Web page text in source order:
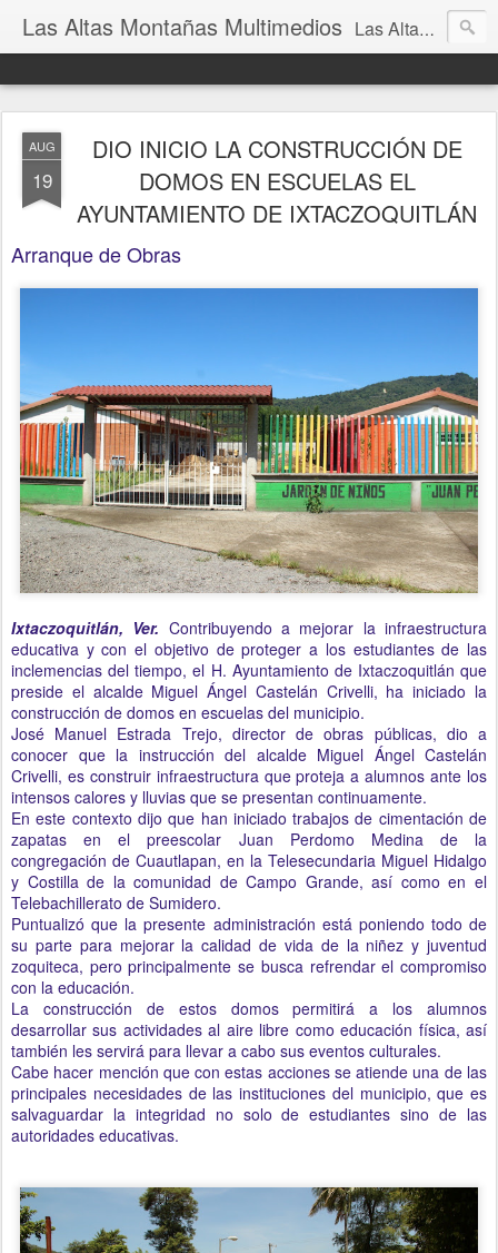
Las Altas Montañas Multimedios Las Altas Montañas Multimedios
AUG
19
DIO INICIO LA CONSTRUCCIÓN DE
DOMOS EN ESCUELAS EL
AYUNTAMIENTO DE IXTACZOQUITLÁN
Arranque de Obras
Ixtaczoquitlán, Ver. Contribuyendo a mejorar la infraestructura
educativa y con el objetivo de proteger a los estudiantes de las
inclemencias del tiempo, el H. Ayuntamiento de Ixtaczoquitlán que
preside el alcalde Miguel Ángel Castelán Crivelli, ha iniciado la
construcción de domos en escuelas del municipio.
José Manuel Estrada Trejo, director de obras públicas, dio a
conocer que la instrucción del alcalde Miguel Ángel Castelán
Crivelli, es construir infraestructura que proteja a alumnos ante los
intensos calores y lluvias que se presentan continuamente.
En este contexto dijo que han iniciado trabajos de cimentación de
zapatas en el preescolar Juan Perdomo Medina de la
congregación de Cuautlapan, en la Telesecundaria Miguel Hidalgo
y Costilla de la comunidad de Campo Grande, así como en el
Telebachillerato de Sumidero.
Puntualizó que la presente administración está poniendo todo de
su parte para mejorar la calidad de vida de la niñez y juventud
zoquiteca, pero principalmente se busca refrendar el compromiso
con la educación.
La construcción de estos domos permitirá a los alumnos
desarrollar sus actividades al aire libre como educación física, así
también les servirá para llevar a cabo sus eventos culturales.
Cabe hacer mención que con estas acciones se atiende una de las
principales necesidades de las instituciones del municipio, que es
salvaguardar la integridad no solo de estudiantes sino de las
autoridades educativas.